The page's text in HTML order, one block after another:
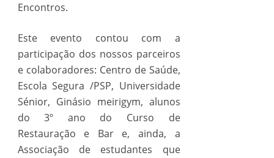
Encontros.
Este evento contou com a
participação dos nossos parceiros
e colaboradores: Centro de Saúde,
Escola Segura /PSP, Universidade
Sénior, Ginásio meirigym, alunos
do 3º ano do Curso de
Restauração e Bar e, ainda, a
Associação de estudantes que